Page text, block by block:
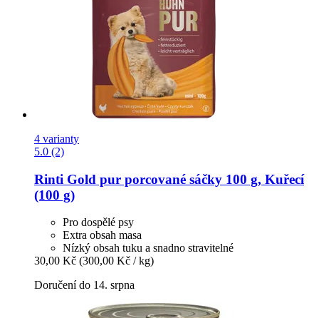
4 varianty
5.0 (2)
Rinti Gold pur porcované sáčky 100 g, Kuřecí
(100 g)
Pro dospělé psy
Extra obsah masa
Nízký obsah tuku a snadno stravitelné
30,00 Kč (300,00 Kč / kg)
Doručení do 14. srpna